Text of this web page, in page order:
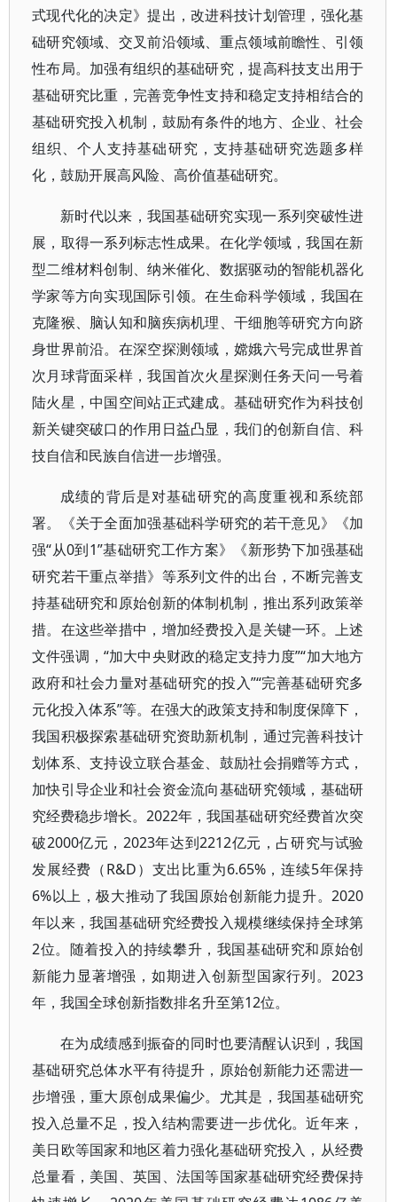
式现代化的决定》提出，改进科技计划管理，强化基
础研究领域、交叉前沿领域、重点领域前瞻性、引领
性布局。加强有组织的基础研究，提高科技支出用于
基础研究比重，完善竞争性支持和稳定支持相结合的
基础研究投入机制，鼓励有条件的地方、企业、社会
组织、个人支持基础研究，支持基础研究选题多样
化，鼓励开展高风险、高价值基础研究。
新时代以来，我国基础研究实现一系列突破性进
展，取得一系列标志性成果。在化学领域，我国在新
型二维材料创制、纳米催化、数据驱动的智能机器化
学家等方向实现国际引领。在生命科学领域，我国在
克隆猴、脑认知和脑疾病机理、干细胞等研究方向跻
身世界前沿。在深空探测领域，嫦娥六号完成世界首
次月球背面采样，我国首次火星探测任务天问一号着
陆火星，中国空间站正式建成。基础研究作为科技创
新关键突破口的作用日益凸显，我们的创新自信、科
技自信和民族自信进一步增强。
成绩的背后是对基础研究的高度重视和系统部
署。《关于全面加强基础科学研究的若干意见》《加
强“从0到1”基础研究工作方案》《新形势下加强基础
研究若干重点举措》等系列文件的出台，不断完善支
持基础研究和原始创新的体制机制，推出系列政策举
措。在这些举措中，增加经费投入是关键一环。上述
文件强调，“加大中央财政的稳定支持力度”“加大地方
政府和社会力量对基础研究的投入”“完善基础研究多
元化投入体系”等。在强大的政策支持和制度保障下，
我国积极探索基础研究资助新机制，通过完善科技计
划体系、支持设立联合基金、鼓励社会捐赠等方式，
加快引导企业和社会资金流向基础研究领域，基础研
究经费稳步增长。2022年，我国基础研究经费首次突
破2000亿元，2023年达到2212亿元，占研究与试验
发展经费（R&D）支出比重为6.65%，连续5年保持
6%以上，极大推动了我国原始创新能力提升。2020
年以来，我国基础研究经费投入规模继续保持全球第
2位。随着投入的持续攀升，我国基础研究和原始创
新能力显著增强，如期进入创新型国家行列。2023
年，我国全球创新指数排名升至第12位。
在为成绩感到振奋的同时也要清醒认识到，我国
基础研究总体水平有待提升，原始创新能力还需进一
步增强，重大原创成果偏少。尤其是，我国基础研究
投入总量不足，投入结构需要进一步优化。近年来，
美日欧等国家和地区着力强化基础研究投入，从经费
总量看，美国、英国、法国等国家基础研究经费保持